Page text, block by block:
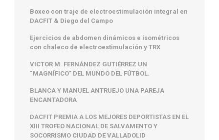
Boxeo con traje de electroestimulación integral en
DACFIT & Diego del Campo
Ejercicios de abdomen dinámicos e isométricos
con chaleco de electroestimulación y TRX
VICTOR M. FERNÁNDEZ GUTIÉRREZ UN
“MAGNÍFICO” DEL MUNDO DEL FÚTBOL.
BLANCA Y MANUEL ANTRUEJO UNA PAREJA
ENCANTADORA
DACFIT PREMIA A LOS MEJORES DEPORTISTAS EN EL
XIII TROFEO NACIONAL DE SALVAMENTO Y
SOCORRISMO CIUDAD DE VALLADOLID